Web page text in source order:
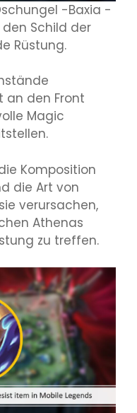
-Baxia -
Schild der
Rüstung.
an den Front
Magic
Komposition
die Art von
verursachen,
Athenas
zu treffen.